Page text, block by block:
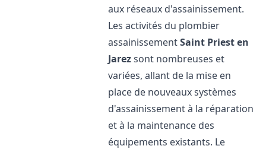
aux réseaux d'assainissement.
Les activités du plombier
assainissementSaint Priest en
Jarezsont nombreuses et
variées, allant de la mise en
place de nouveaux systèmes
d'assainissement à la réparation
et à la maintenance des
équipements existants. Le